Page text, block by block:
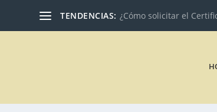
TENDENCIAS: ¿Cómo solicitar el